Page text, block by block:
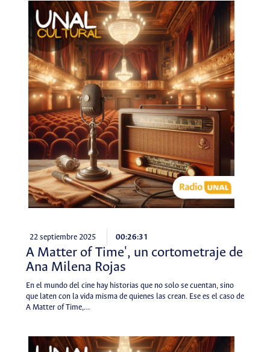
22 septiembre 2025 00:26:31
A Matter of Time', un cortometraje de
Ana Milena Rojas
En el mundo del cine hay historias que no solo se cuentan, sino
que laten con la vida misma de quienes las crean. Ese es el caso de
A Matter of Time,…